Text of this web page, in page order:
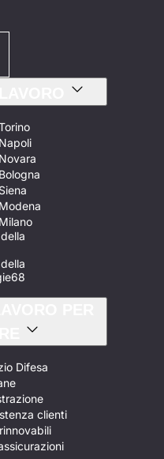
Difesa
clienti